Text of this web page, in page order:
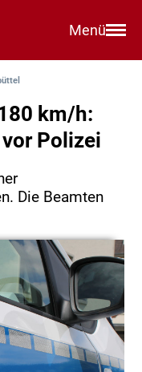
Menü
km/h:
Polizei
Die Beamten